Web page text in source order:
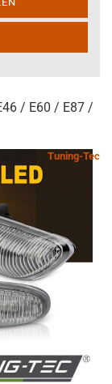
/ E60 / E87 /
Tuning-Tec